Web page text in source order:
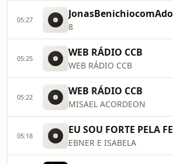
05:27
8
05:25 WEB RÁDIO CCB
WEB RÁDIO CCB
05:22 WEB RÁDIO CCB
MISAEL ACORDEON
05:18 EU SOU FORTE PELA FE
EBNER E ISABELA